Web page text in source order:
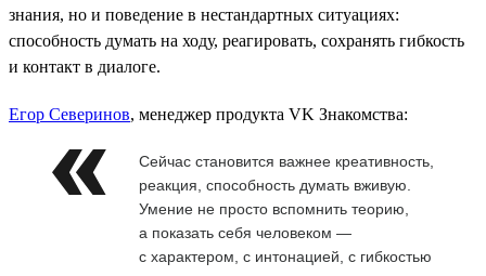
знания, но и поведение в нестандартных ситуациях:
способность думать на ходу, реагировать, сохранять гибкость
и контакт в диалоге.
Егор Северинов, менеджер продукта VK Знакомства:
Сейчас становится важнее креативность,
реакция, способность думать вживую.
Умение не просто вспомнить теорию,
а показать себя человеком —
с характером, с интонацией, с гибкостью